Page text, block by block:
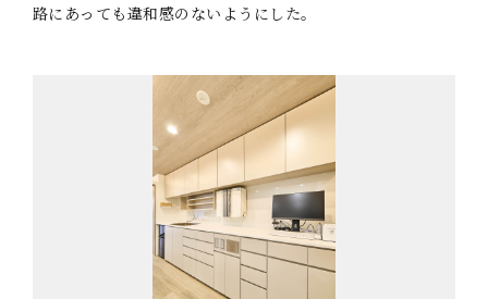
路にあっても違和感のないようにした。